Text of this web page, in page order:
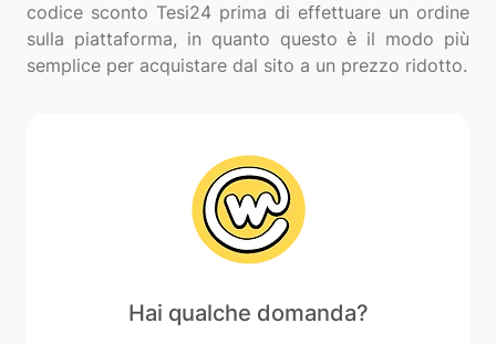
codice sconto Tesi24 prima di effettuare un ordine
sulla piattaforma, in quanto questo è il modo più
Hai qualche domanda?